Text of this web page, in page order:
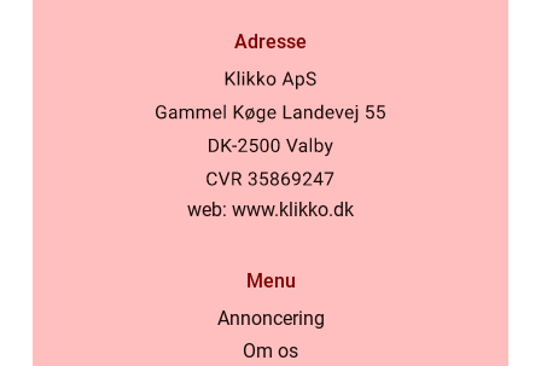
Adresse
web: www.klikko.dk
Menu
Annoncering
Om os